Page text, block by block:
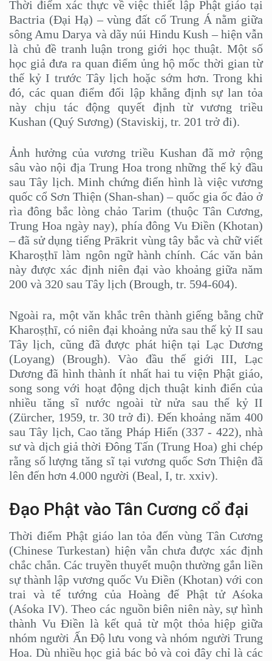
Thời điểm xác thực về việc thiết lập Phật giáo tại
Bactria (Đại Hạ) – vùng đất cổ Trung Á nằm giữa
sông Amu Darya và dãy núi Hindu Kush – hiện vẫn
là chủ đề tranh luận trong giới học thuật. Một số
học giả đưa ra quan điểm ủng hộ mốc thời gian từ
thế kỷ I trước Tây lịch hoặc sớm hơn. Trong khi
đó, các quan điểm đối lập khẳng định sự lan tỏa
này chịu tác động quyết định từ vương triều
Kushan (Quý Sương) (Staviskij, tr. 201 trở đi).
Ảnh hưởng của vương triều Kushan đã mở rộng
sâu vào nội địa Trung Hoa trong những thế kỷ đầu
sau Tây lịch. Minh chứng điển hình là việc vương
quốc cổ Sơn Thiện (Shan-shan) – quốc gia ốc đảo ở
rìa đông bắc lòng chảo Tarim (thuộc Tân Cương,
Trung Hoa ngày nay), phía đông Vu Điền (Khotan)
– đã sử dụng tiếng Prākrit vùng tây bắc và chữ viết
Kharoṣṭhī làm ngôn ngữ hành chính. Các văn bản
này được xác định niên đại vào khoảng giữa năm
200 và 320 sau Tây lịch (Brough, tr. 594-604).
Ngoài ra, một văn khắc trên thành giếng bằng chữ
Kharoṣṭhī, có niên đại khoảng nửa sau thế kỷ II sau
Tây lịch, cũng đã được phát hiện tại Lạc Dương
(Loyang) (Brough). Vào đầu thế giới III, Lạc
Dương đã hình thành ít nhất hai tu viện Phật giáo,
song song với hoạt động dịch thuật kinh điển của
nhiều tăng sĩ nước ngoài từ nửa sau thế kỷ II
(Zürcher, 1959, tr. 30 trở đi). Đến khoảng năm 400
sau Tây lịch, Cao tăng Pháp Hiển (337 - 422), nhà
sư và dịch giả thời Đông Tấn (Trung Hoa) ghi chép
rằng số lượng tăng sĩ tại vương quốc Sơn Thiện đã
lên đến hơn 4.000 người (Beal, I, tr. xxiv).
Đạo Phật vào Tân Cương cổ đại
Thời điểm Phật giáo lan tỏa đến vùng Tân Cương
(Chinese Turkestan) hiện vẫn chưa được xác định
chắc chắn. Các truyền thuyết muộn thường gắn liền
sự thành lập vương quốc Vu Điền (Khotan) với con
trai và tể tướng của Hoàng đế Phật tử Aśoka
(Aśoka IV). Theo các nguồn biên niên này, sự hình
thành Vu Điền là kết quả từ một thỏa hiệp giữa
nhóm người Ấn Độ lưu vong và nhóm người Trung
Hoa. Dù nhiều học giả bác bỏ và coi đây chỉ là các